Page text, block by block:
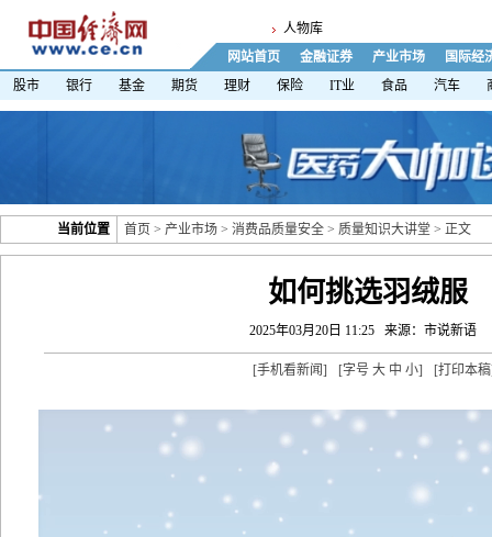
人物库
网站首页
金融证券 产业市场
国际经
股市
银行 基金 期货 理财 保险 IT业 食品 汽车
当前位置 首页 > 产业市场 > 消费品质量安全 > 质量知识大讲堂 > 正文
如何挑选羽绒服
2025年03月20日 11:25 来源：市说新语
[手机看新闻] [字号 大 中 小] [打印本稿